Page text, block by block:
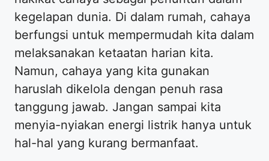
kegelapan dunia. Di dalam rumah, cahaya
berfungsi untuk mempermudah kita dalam
melaksanakan ketaatan harian kita.
Namun, cahaya yang kita gunakan
haruslah dikelola dengan penuh rasa
tanggung jawab. Jangan sampai kita
menyia-nyiakan energi listrik hanya untuk
hal-hal yang kurang bermanfaat.